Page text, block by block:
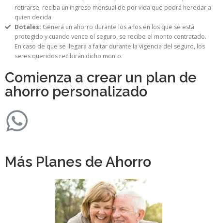
retirarse, reciba un ingreso mensual de por vida que podrá heredar a
quien decida.
Dotales: Genera un ahorro durante los años en los que se está
protegido y cuando vence el seguro, se recibe el monto contratado.
En caso de que se llegara a faltar durante la vigencia del seguro, los
seres queridos recibirán dicho monto.
Comienza a crear un plan de
ahorro personalizado
Más Planes de Ahorro